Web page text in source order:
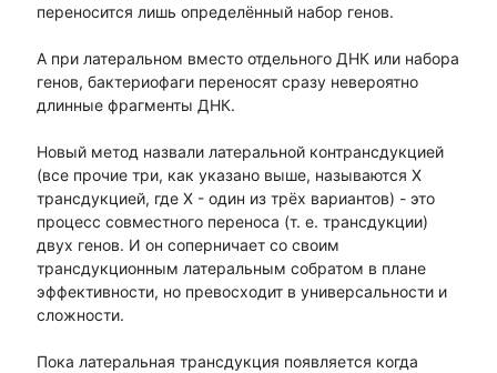
переносится лишь определённый набор генов.
А при латеральном вместо отдельного ДНК или набора
генов, бактериофаги переносят сразу невероятно
длинные фрагменты ДНК.
Новый метод назвали латеральной контрансдукцией
(все прочие три, как указано выше, называются X
трансдукцией, где X - один из трёх вариантов) - это
процесс совместного переноса (т. е. трансдукции)
двух генов. И он соперничает со своим
трансдукционным латеральным собратом в плане
эффективности, но превосходит в универсальности и
сложности.
Пока латеральная трансдукция появляется когда